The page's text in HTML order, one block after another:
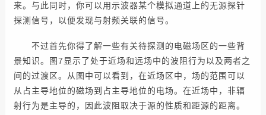
来。与此同时，你可以用示波器某个模拟通道上的无源探针
探测信号，以便发现与射频关联的信号。
不过首先你得了解一些有关待探测的电磁场区的一些背
景知识。图7显示了处于近场和远场中的波阻行为以及两者之
间的过渡区。从图中可以看到，在近场区中，场的范围可以
从占主导地位的磁场到占主导地位的电场。在近场中，非辐
射行为是主导的，因此波阻取决于源的性质和距源的距离。